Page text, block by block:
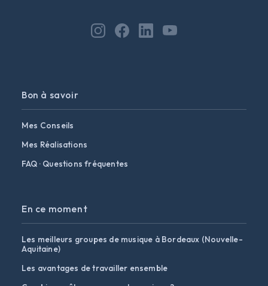
Bon à savoir
Mes Conseils
Mes Réalisations
FAQ · Questions fréquentes
En ce moment
Les meilleurs groupes de musique à Bordeaux (Nouvelle-
Aquitaine)
Les avantages de travailler ensemble